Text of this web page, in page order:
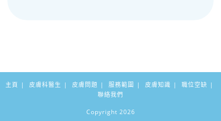
主頁 皮膚科醫生 皮膚問題 服務範圍 皮膚知識
職位空缺
聯絡我們
Copyright 2026